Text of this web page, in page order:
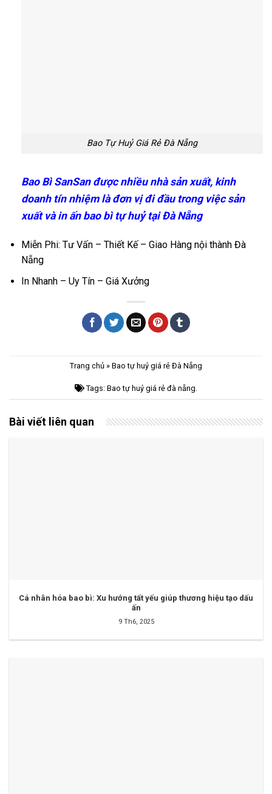
Bao Tự Huỷ Giá Rẻ Đà Nẵng
Bao Bì SanSan được nhiều nhà sản xuất, kinh
doanh tín nhiệm là đơn vị đi đầu trong việc sản
xuất và in ấn bao bì tự huỷ tại Đà Nẵng
Miễn Phi: Tư Vấn – Thiết Kế – Giao Hàng nội thành Đà
Nẵng
In Nhanh – Uy Tín – Giá Xưởng
Trang chủ » Bao tự huỷ giá rẻ Đà Nẵng
Tags: Bao tự huỷ giá rẻ đà nẵng
Bài viết liên quan
Cá nhân hóa bao bì: Xu hướng tất yếu giúp thương hiệu tạo dấu
ấn
9 Th6, 2025